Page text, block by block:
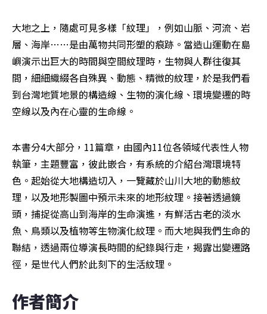
大地之上，隨處可見多樣「紋理」，例如山脈、河流、岩
層、海岸……是由萬物共同形塑的痕跡。當造山運動在島
嶼演示出巨大的時間與空間紋理時，生物與人群往復其
間，細細織綴各自殊異、動態、精微的紋理，於是我們看
到台灣地質地景的構造線、生物的演化線、環境變遷的時
空線以及內在心靈的生命線。
本書分4大部分，11篇章，由國內11位各領域代表性人物
執筆，主題豐富，彼此嵌合，有系統的介紹台灣環境特
色。起始從大地構造切入，一覽藏於山川大地的動態紋
理，以及地形製圖中預示未來的地形紋理。接著透過鏡
頭，捕捉從高山到海岸的生命演進，有鮮活古老的淡水
魚、鳥類以及植物等生物演化紋理。而大地與我們生命的
聯結，透過兩位導演長時間的紀錄與行走，揭露出變遷路
徑，是世代人們於此刻下的生活紋理。
作者簡介